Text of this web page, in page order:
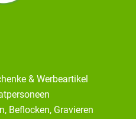
& Werbeartikel
Beflocken, Gravieren